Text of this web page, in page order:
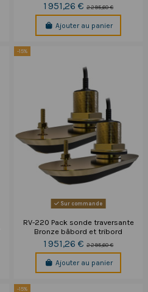
1 951,26 €2 295,60 €
Ajouter au panier
-15%
Sur commande
RV-220 Pack sonde traversante
Bronze bâbord et tribord
1 951,26 €2 295,60 €
Ajouter au panier
-15%